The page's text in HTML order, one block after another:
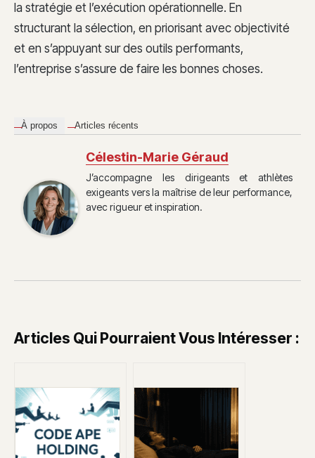
la stratégie et l’exécution opérationnelle. En
structurant la sélection, en priorisant avec objectivité
et en s’appuyant sur des outils performants,
l’entreprise s’assure de faire les bonnes choses.
À propos Articles récents
Célestin-Marie Géraud
J’accompagne les dirigeants et athlètes
exigeants vers la maîtrise de leur performance,
avec rigueur et inspiration.
Articles Qui Pourraient Vous Intéresser :